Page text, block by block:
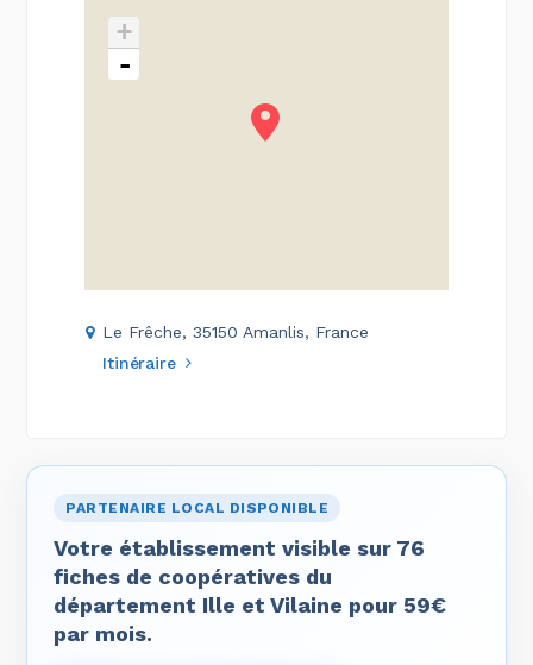
+
-
Le Frêche, 35150 Amanlis, France
Itinéraire
PARTENAIRE LOCAL DISPONIBLE
Votre établissement visible sur 76
fiches de coopératives du
département Ille et Vilaine pour 59€
par mois.